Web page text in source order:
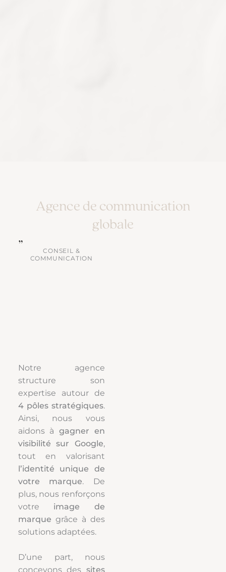
Agence de communication
globale
CONSEIL &
COMMUNICATION
Notre agence
structure son
expertise autour de
4 pôles stratégiques.
Ainsi, nous vous
aidons àgagner en
visibilité sur Google,
tout en valorisant
l’identité unique de
votre marque. De
plus, nous renforçons
votre image de
marque grâce à des
solutions adaptées.
D’une part, nous
concevons des sites